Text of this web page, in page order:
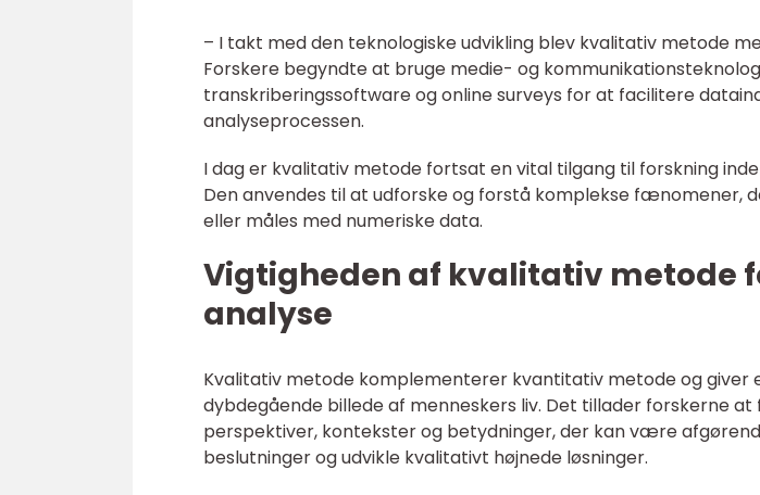
– I takt med den teknologiske udvikling blev kvalitativ metode
Forskere begyndte at bruge medie- og
transkriberingssoftware og online surveys for at facilitere
analyseprocessen.
I dag er kvalitativ metode fortsat en vital tilgang til forskning
Den anvendes til at udforske og forstå komplekse fænomener,
eller måles med numeriske data.
Vigtigheden af kvalitativ metode
analyse
Kvalitativ metode komplementerer kvantitativ metode og giver
dybdegående billede af menneskers liv. Det tillader forskerne
perspektiver, kontekster og betydninger, der kan være
beslutninger og udvikle kvalitativt højnede løsninger.